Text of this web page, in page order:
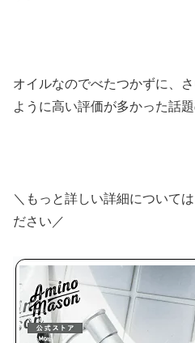
オイルなのでべたつかずに、
ように高い評価が多かった話
＼もっと詳しい詳細について
ださい／